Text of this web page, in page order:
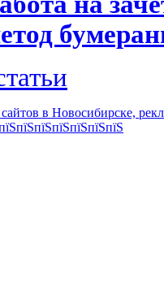
в Новосибирске,